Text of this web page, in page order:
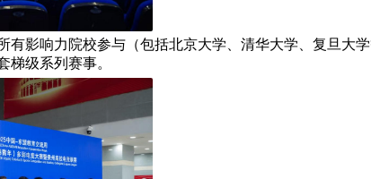
有影响力院校参与（包括北京大学、清华大学、复旦大
梯级系列赛事。